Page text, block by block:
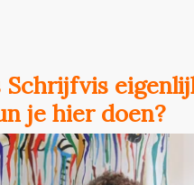
Schrijfvis
je hier doen?